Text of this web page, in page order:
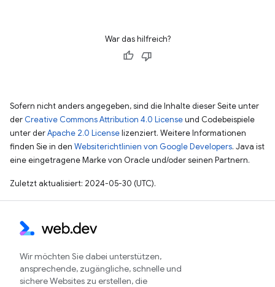
War das hilfreich?
Sofern nicht anders angegeben, sind die Inhalte dieser Seite unter
der Creative Commons Attribution 4.0 Licenseund Codebeispiele
unter derApache 2.0 Licenselizenziert. Weitere Informationen
finden Sie in den Websiterichtlinien von Google Developers. Java ist
eine eingetragene Marke von Oracle und/oder seinen Partnern.
Zuletzt aktualisiert: 2024-05-30 (UTC).
Wir möchten Sie dabei unterstützen,
ansprechende, zugängliche, schnelle und
sichere Websites zu erstellen, die